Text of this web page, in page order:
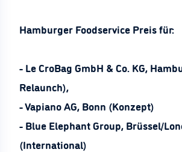
Hamburger Foodservice Preis für:
- Le CroBag GmbH & Co. KG,
Relaunch),
- Vapiano AG, Bonn (Konzept)
- Blue Elephant Group, Brüssel/
(International)